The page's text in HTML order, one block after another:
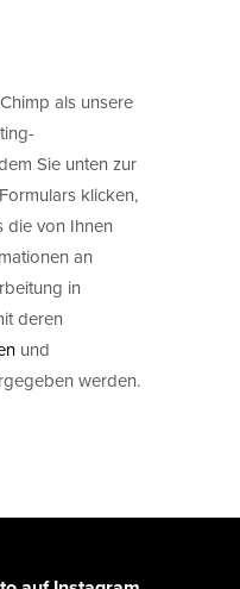
als unsere
Sie unten zur
klicken,
die von Ihnen
an
in
deren
und
werden.